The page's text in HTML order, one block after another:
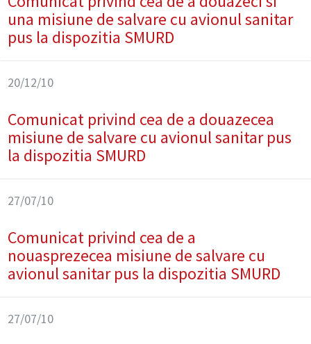
una misiune de salvare cu avionul sanitar
pus la dispozitia SMURD
20/12/10
Comunicat privind cea de a douazecea
misiune de salvare cu avionul sanitar pus
la dispozitia SMURD
27/07/10
Comunicat privind cea de a
nouasprezecea misiune de salvare cu
avionul sanitar pus la dispozitia SMURD
27/07/10